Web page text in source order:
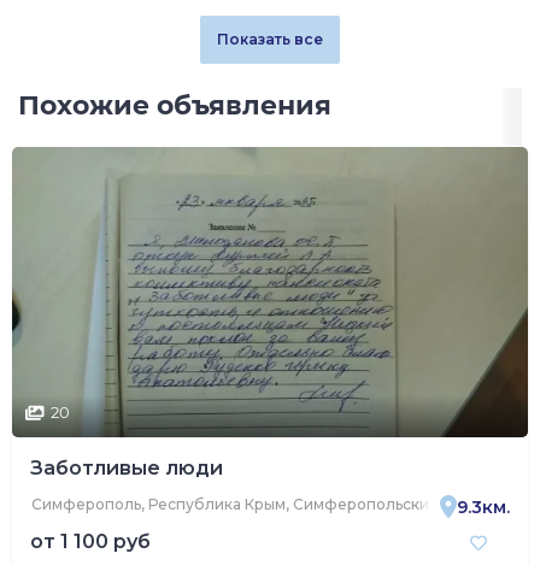
Показать все
Похожие объявления
20
Заботливые люди
Симферополь, Республика Крым, Симферопольский район,9.3км.
от 1 100 руб